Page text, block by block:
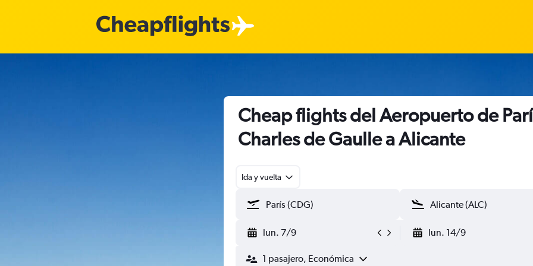
Cheap flights del Aeropuerto de
Charles de Gaulle a Alicante
Ida y vuelta
lun. 7/9 lun. 14/9
1 pasajero, Económica